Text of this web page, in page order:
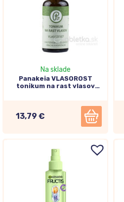
Na sklade
Panakeia VLASOROST
tonikum na rast vlasov
13,79 €